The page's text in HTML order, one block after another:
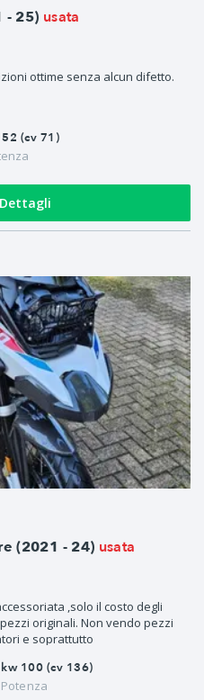
- 25) usata
ottime senza alcun difetto.
52 (cv 71)
Dettagli
(2021 - 24) usata
,solo il costo degli
originali. Non vendo pezzi
e soprattutto
kw 100 (cv 136)
Potenza